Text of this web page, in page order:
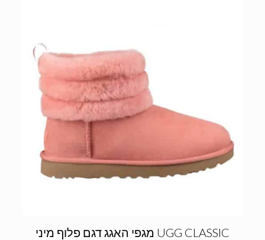
מגפי האגג דגם פלוף מיני UGG CLASSIC